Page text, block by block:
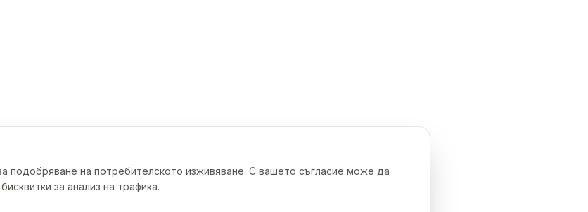
подобряване на потребителското изживяване. С вашето съгласие може да
за анализ на трафика.